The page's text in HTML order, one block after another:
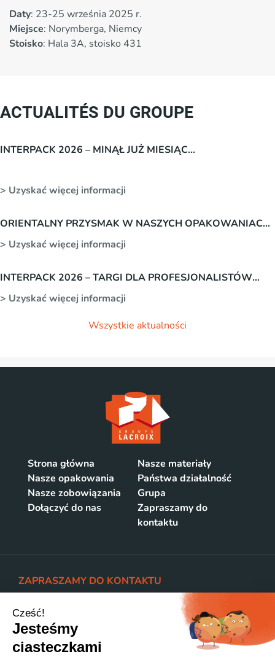
Daty: 23-25 ​​września 2025 r.
Miejsce: Norymberga, Niemcy
Stoisko: Hala 3A, stoisko 431
ACTUALITÉS DU GROUPE
INTERPACK 2026 – MINĄŁ JUŻ MIESIĄC…
> Uzyskać więcej informacji
ORIENTALNY PRZYSMAK W NASZYCH OPAKOWANIACH
SAMOPRZYLEPNYCH
> Uzyskać więcej informacji
INTERPACK 2026 – TARGI DLA PROFESJONALISTÓW
BRANŻY OPAKOWAŃ.
> Uzyskać więcej informacji
Wszystkie aktualności
Strona główna
Nasze materiały
Nasze opakowania
Państwa działalność
Nasze zobowiązania
Grupa
Dołączyć do nas
Zapraszamy do
kontaktu
ZAPRASZAMY DO KONTAKTU
Bohaterow Westerplatte 9
07-410 OSTROLEKA, POLSKA
WOODPAK